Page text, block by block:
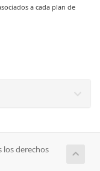
a cada plan de
los derechos